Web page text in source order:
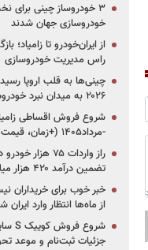
خودروسازی جهان شدند
از ایران‌خودرو تا
راس مدیریت خودروسازی
چینی‌ها به قلب اروپا
۲۰۲۶ به میدان نبرد خودروسازان جهان تبدیل می‌شود
-مرداد۱۴۰۵ (+زمان، قیمت و شرایط فروش)
تضمین درآمد ۴۲۰ هزار میلیاردی دولت؟
خبر خوب برای خریداران
از ماه‌ها انتظار وارد ایران
جزئیات ثبت‌نام و موعد